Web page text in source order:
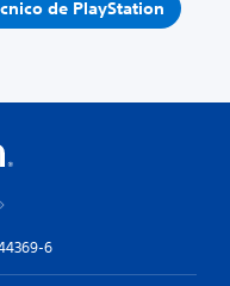
de PlayStation
6